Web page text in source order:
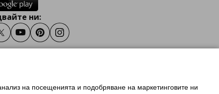
ни:
TwitterYoutubePinterestInstagram
на ikea.bg
на посещенията и подобряване на маркетинговите ни